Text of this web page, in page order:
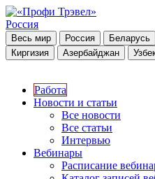
Россия
Весь мир Россия Беларусь
Киргизия
Азербайджан
Работа
Новости и статьи
Все новости
Все статьи
Интервью
Вебинары
Расписание